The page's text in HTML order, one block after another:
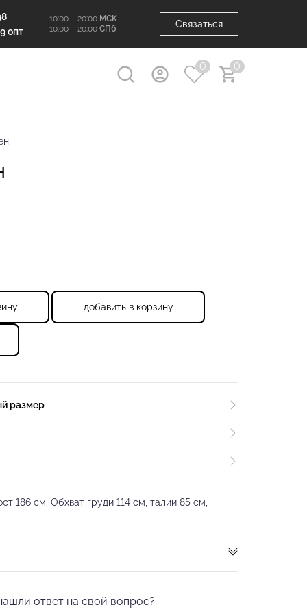
опт
10:00 – 20:00 МСК
10:00 – 20:00 СПб Связаться
0 0
добавить в корзину
размер
186 см, Обхват груди 114 см, талии 85 см,
выполнены из качественной
ответ на свой вопрос?